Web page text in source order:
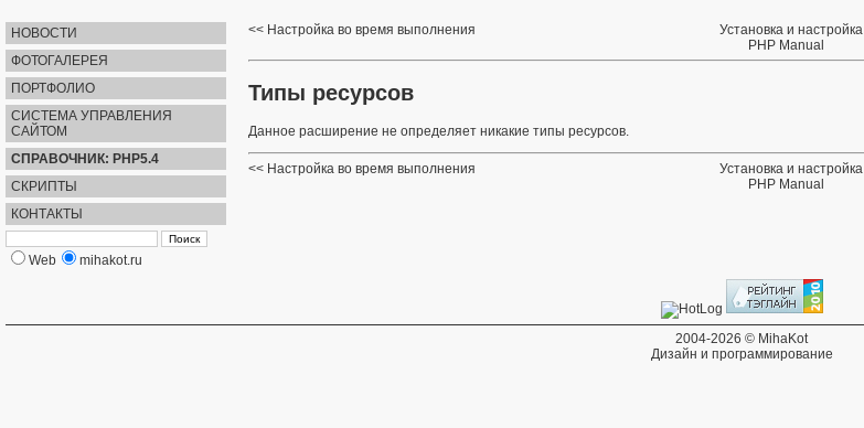
НОВОСТИ
ФОТОГАЛЕРЕЯ
ПОРТФОЛИО
СИСТЕМА УПРАВЛЕНИЯ
САЙТОМ
СПРАВОЧНИК: PHP5.4
СКРИПТЫ
КОНТАКТЫ
Web mihakot.ru
Настройка во время выполнения
Установка и настройка
PHP Manual
Типы ресурсов
Данное расширение не определяет никакие типы ресурсов.
Настройка во время выполнения
Установка и настройка
PHP Manual
2004-2026 © MihaKot
Дизайн и программирование